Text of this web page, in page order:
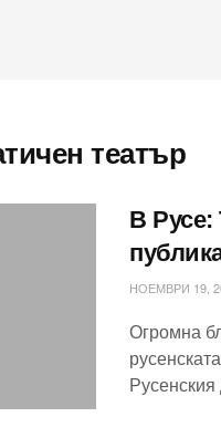
театър
В Русе:
НОЕМВРИ 19,
Огромна